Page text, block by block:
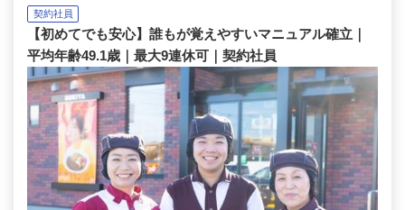
契約社員
【初めてでも安心】誰もが覚えやすいマニュアル確立｜
平均年齢49.1歳｜最大9連休可｜契約社員